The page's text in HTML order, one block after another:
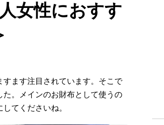
女性におすす
ます注目されています。そこで
。メインのお財布として使うの
てくださいね。